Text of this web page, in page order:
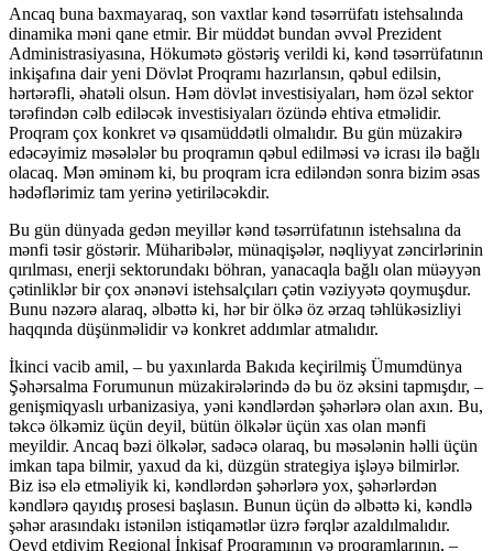
Ancaq buna baxmayaraq, son vaxtlar kənd təsərrüfatı istehsalında
dinamika məni qane etmir. Bir müddət bundan əvvəl Prezident
Administrasiyasına, Hökumətə göstəriş verildi ki, kənd təsərrüfatının
inkişafına dair yeni Dövlət Proqramı hazırlansın, qəbul edilsin,
hərtərəfli, əhatəli olsun. Həm dövlət investisiyaları, həm özəl sektor
tərəfindən cəlb ediləcək investisiyaları özündə ehtiva etməlidir.
Proqram çox konkret və qısamüddətli olmalıdır. Bu gün müzakirə
edəcəyimiz məsələlər bu proqramın qəbul edilməsi və icrası ilə bağlı
olacaq. Mən əminəm ki, bu proqram icra ediləndən sonra bizim əsas
hədəflərimiz tam yerinə yetiriləcəkdir.
Bu gün dünyada gedən meyillər kənd təsərrüfatının istehsalına da
mənfi təsir göstərir. Müharibələr, münaqişələr, nəqliyyat zəncirlərinin
qırılması, enerji sektorundakı böhran, yanacaqla bağlı olan müəyyən
çətinliklər bir çox ənənəvi istehsalçıları çətin vəziyyətə qoymuşdur.
Bunu nəzərə alaraq, əlbəttə ki, hər bir ölkə öz ərzaq təhlükəsizliyi
haqqında düşünməlidir və konkret addımlar atmalıdır.
İkinci vacib amil, – bu yaxınlarda Bakıda keçirilmiş Ümumdünya
Şəhərsalma Forumunun müzakirələrində də bu öz əksini tapmışdır, –
genişmiqyaslı urbanizasiya, yəni kəndlərdən şəhərlərə olan axın. Bu,
təkcə ölkəmiz üçün deyil, bütün ölkələr üçün xas olan mənfi
meyildir. Ancaq bəzi ölkələr, sadəcə olaraq, bu məsələnin həlli üçün
imkan tapa bilmir, yaxud da ki, düzgün strategiya işləyə bilmirlər.
Biz isə elə etməliyik ki, kəndlərdən şəhərlərə yox, şəhərlərdən
kəndlərə qayıdış prosesi başlasın. Bunun üçün də əlbəttə ki, kəndlə
şəhər arasındakı istənilən istiqamətlər üzrə fərqlər azaldılmalıdır.
Qeyd etdiyim Regional İnkişaf Proqramının və proqramlarının, –